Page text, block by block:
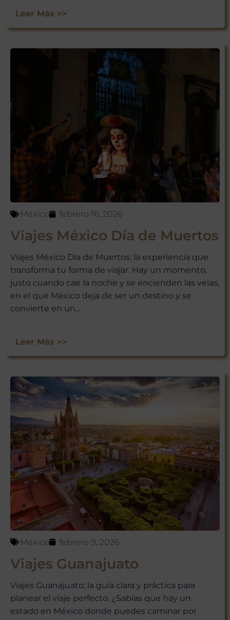
Leer Más >>
México febrero 16, 2026
Viajes México Día de Muertos
Viajes México Día de Muertos: la experiencia que
transforma tu forma de viajar. Hay un momento,
justo cuando cae la noche y se encienden las velas,
en el que México deja de ser un destino y se
convierte en un...
Leer Más >>
México febrero 9, 2026
Viajes Guanajuato
Viajes Guanajuato; la guía clara y práctica para
planear el viaje perfecto. ¿Sabías que hay un
estado en México donde puedes caminar por
¡ÚNETE A
NUESTRA
únicas que Viajar a México tiene
para ti. Suscríbete ahora y recibe
nuestras últimas escapadas,
ofertas exclusivas y consejos de
viaje directamente en tu bandeja
de entrada.
¡Suscríbete y empieza a explorar
México con nosotros!
No te preocupes, respetamos tu
privacidad. Puedes darte de baja
en cualquier momento.